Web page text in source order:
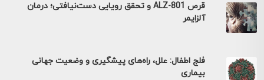
قرص ALZ-801 و تحقق رویایی دست‌نیافتی؛ درمان
آلزایمر
فلج اطفال: علل، راه‌های پیشگیری و وضعیت جهانی
بیماری